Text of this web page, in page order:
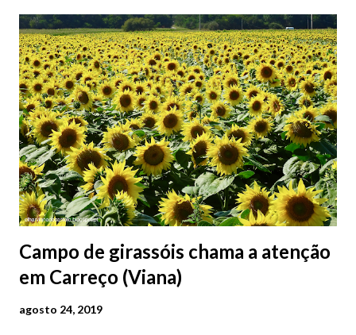
Campo de girassóis chama a atenção
em Carreço (Viana)
agosto 24, 2019